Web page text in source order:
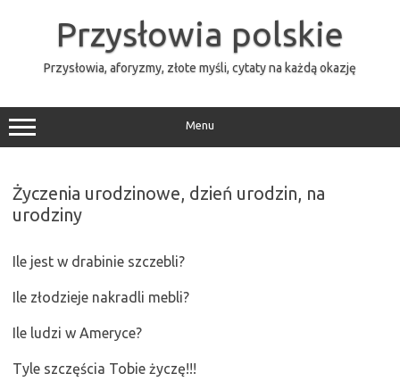
Przysłowia polskie
Przysłowia, aforyzmy, złote myśli, cytaty na każdą okazję
Menu
Życzenia urodzinowe, dzień urodzin, na
urodziny
Ile jest w drabinie szczebli?
Ile złodzieje nakradli mebli?
Ile ludzi w Ameryce?
Tyle szczęścia Tobie życzę!!!